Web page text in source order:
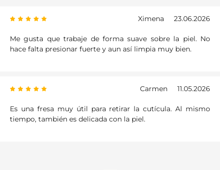
Ximena 23.06.2026
Me gusta que trabaje de forma suave sobre la piel. No
hace falta presionar fuerte y aun así limpia muy bien.
Carmen 11.05.2026
Es una fresa muy útil para retirar la cutícula. Al mismo
tiempo, también es delicada con la piel.